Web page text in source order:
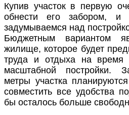
Купив участок в первую
обнести его забором, и
задумываемся над
Бюджетным вариантом
жилище, которое будет
труда и отдыха на время
масштабной постройки.
метры участка
совместить все удобства
бы осталось больше